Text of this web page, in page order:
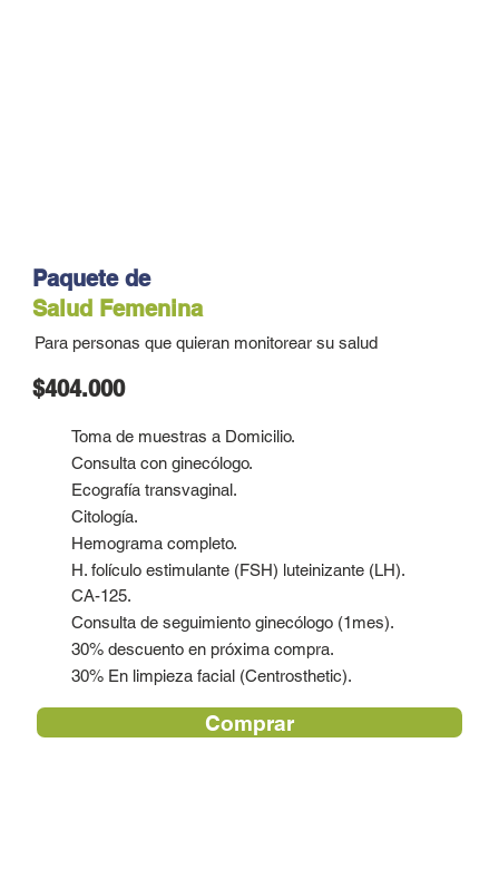
Paquete de
Salud Femenina
Para personas que quieran monitorear su salud
$404.000
Toma de muestras a Domicilio.
Consulta con ginecólogo.
Ecografía transvaginal.
Citología.
Hemograma completo.
H. folículo estimulante (FSH) luteinizante (LH).
CA-125.
Consulta de seguimiento ginecólogo (1mes).
30% descuento en próxima compra.
30% En limpieza facial (Centrosthetic).
Comprar